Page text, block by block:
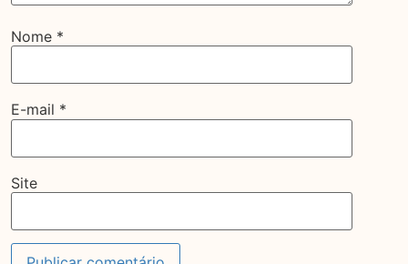
Nome *
E-mail *
Site